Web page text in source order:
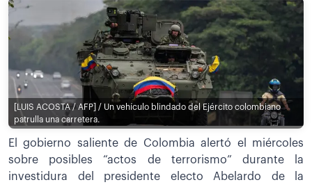
[LUIS ACOSTA / AFP] / Un vehículo blindado del Ejército colombiano
patrulla una carretera.
El gobierno saliente de Colombia alertó el miércoles
sobre posibles “actos de terrorismo” durante la
investidura del presidente electo Abelardo de la